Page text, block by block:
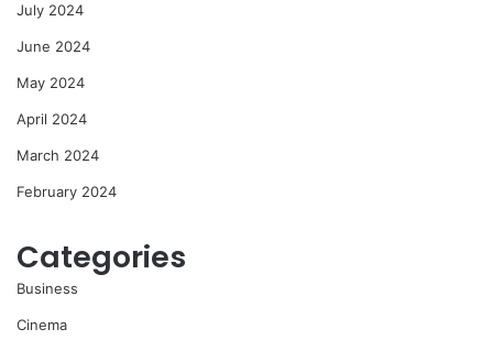
July 2024
June 2024
May 2024
April 2024
March 2024
February 2024
Categories
Business
Cinema